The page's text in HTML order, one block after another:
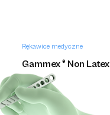
Rękawice medyczne
Gammex ® Non Latex